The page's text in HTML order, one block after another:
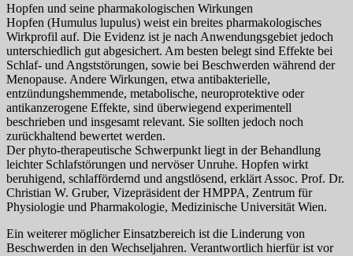
Hopfen und seine pharmakologischen Wirkungen
Hopfen (Humulus lupulus) weist ein breites pharmakologisches
Wirkprofil auf. Die Evidenz ist je nach Anwendungsgebiet jedoch
unterschiedlich gut abgesichert. Am besten belegt sind Effekte bei
Schlaf- und Angststörungen, sowie bei Beschwerden während der
Menopause. Andere Wirkungen, etwa antibakterielle,
entzündungshemmende, metabolische, neuroprotektive oder
antikanzerogene Effekte, sind überwiegend experimentell
beschrieben und insgesamt relevant. Sie sollten jedoch noch
zurückhaltend bewertet werden.
Der phyto-therapeutische Schwerpunkt liegt in der Behandlung
leichter Schlafstörungen und nervöser Unruhe. Hopfen wirkt
beruhigend, schlaffördernd und angstlösend, erklärt Assoc. Prof. Dr.
Christian W. Gruber, Vizepräsident der HMPPA, Zentrum für
Physiologie und Pharmakologie, Medizinische Universität Wien.
Ein weiterer möglicher Einsatzbereich ist die Linderung von
Beschwerden in den Wechseljahren. Verantwortlich hierfür ist vor